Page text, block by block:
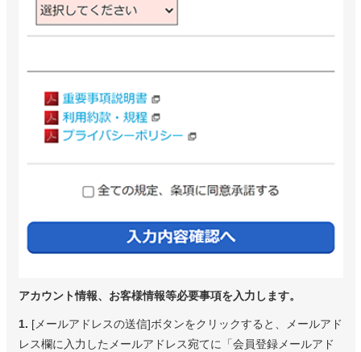
アカウント情報、お客様情報等必要事項を入力します。
1. [メールアドレスの送信]ボタンをクリックすると、メールアド
レス欄に入力したメールアドレス宛てに「会員登録メールアド